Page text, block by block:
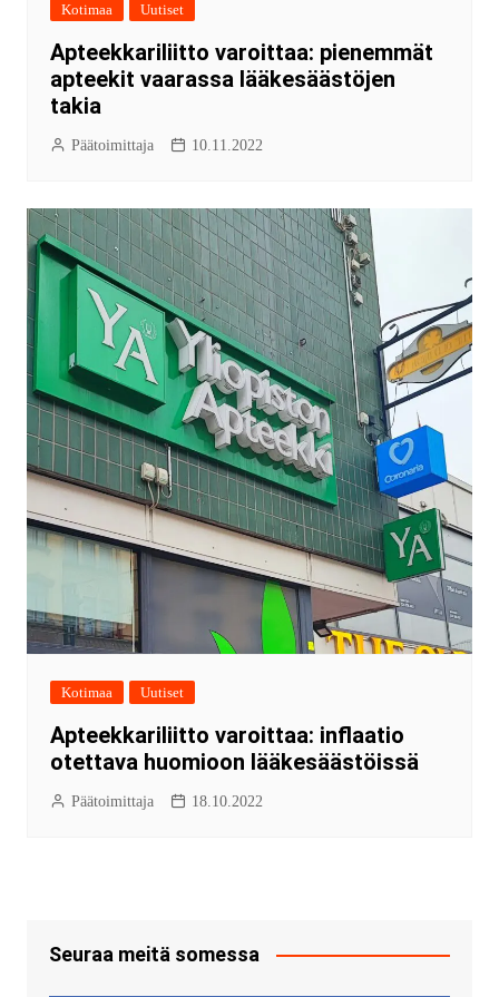
Kotimaa Uutiset
Apteekkariliitto varoittaa: pienemmät
apteekit vaarassa lääkesäästöjen
takia
Päätoimittaja 10.11.2022
Kotimaa Uutiset
Apteekkariliitto varoittaa: inflaatio
otettava huomioon lääkesäästöissä
Päätoimittaja 18.10.2022
Seuraa meitä somessa